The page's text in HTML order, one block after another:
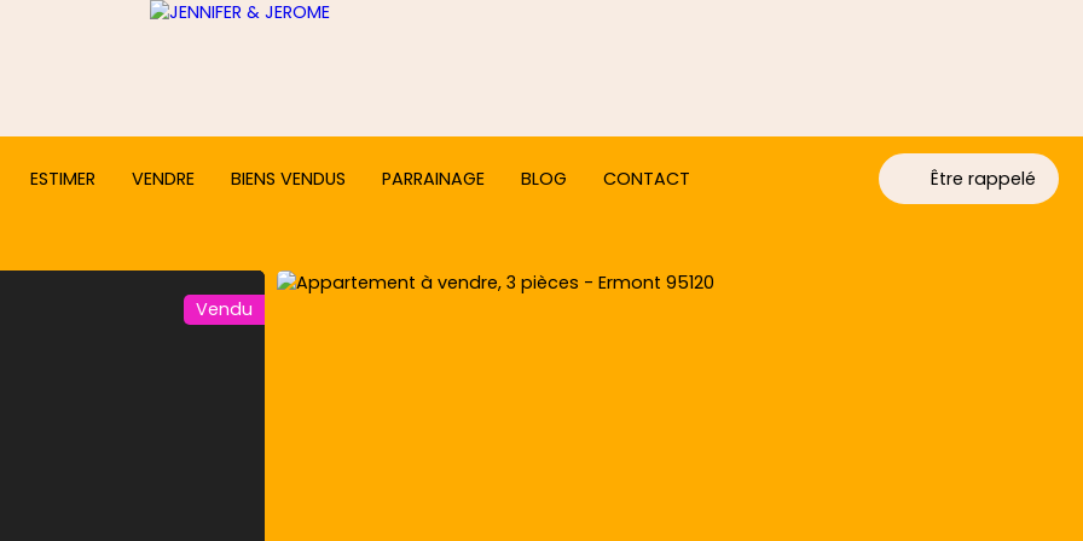
ESTIMER VENDRE BIENS VENDUS PARRAINAGE BLOG CONTACT Être rappelé
Vendu